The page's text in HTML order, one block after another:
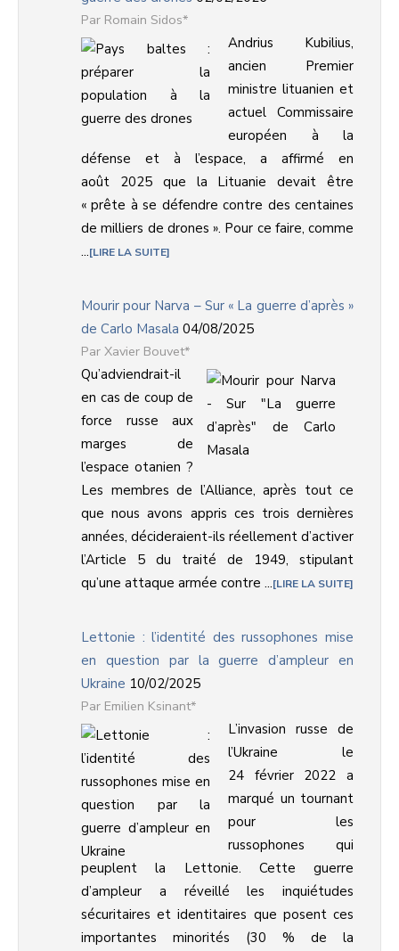
Romain Sidos*
Andrius Kubilius,
ancien Premier
ministre lituanien et
actuel Commissaire
européen à la
défense et à l’espace, a affirmé en
août 2025 que la Lituanie devait être
« prête à se défendre contre des centaines
de milliers de drones ». Pour ce faire, comme
... LIRE LA SUITE
Mourir pour Narva – Sur « La guerre d’après »
de Carlo Masala 04/08/2025
Xavier Bouvet*
Qu’adviendrait-il
en cas de coup de
force russe aux
marges de
l’espace otanien ?
Les membres de l’Alliance, après tout ce
que nous avons appris ces trois dernières
années, décideraient-ils réellement d’activer
l’Article 5 du traité de 1949, stipulant
qu’une attaque armée contre ... LIRE LA SUITE
Lettonie : l’identité des russophones mise
en question par la guerre d’ampleur en
Ukraine 10/02/2025
Emilien Ksinant*
L’invasion russe de
l’Ukraine le
24 février 2022 a
marqué un tournant
pour les
russophones qui
peuplent la Lettonie. Cette guerre
d’ampleur a réveillé les inquiétudes
sécuritaires et identitaires que posent ces
importantes minorités (30 % de la